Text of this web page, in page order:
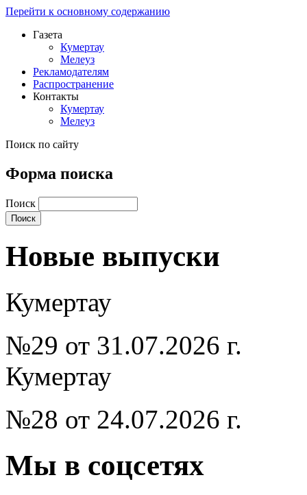
Перейти к основному содержанию
Газета
Кумертау
Мелеуз
Рекламодателям
Распространение
Контакты
Кумертау
Мелеуз
Поиск по сайту
Форма поиска
Поиск
Новые выпуски
Кумертау
№29 от 31.07.2026 г.
Кумертау
№28 от 24.07.2026 г.
Мы в соцсетях